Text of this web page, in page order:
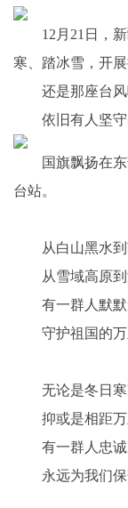
12月21日，
寒、踏冰雪，开
还是那座台
依旧有人坚
国旗飘扬在
台站。
从白山黑水
从雪域高原
有一群人默
守护祖国的
无论是冬日
抑或是相距
有一群人忠
永远为我们